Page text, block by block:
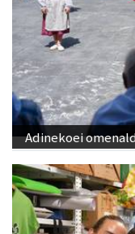
Adinekoei